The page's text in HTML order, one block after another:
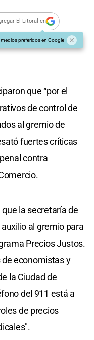
El Litoral en
preferidos en Google
que “por el
de control de
al gremio de
fuertes críticas
contra
la secretaría de
al gremio para
Precios Justos.
economistas y
la Ciudad de
del 911 está a
de precios